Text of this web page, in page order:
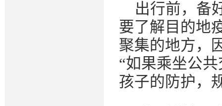
出行前，备
要了解目的地
聚集的地方，
“如果乘坐公
孩子的防护，